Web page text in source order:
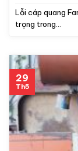
Lỗi cáp quang
trọng trong...
29
Th5